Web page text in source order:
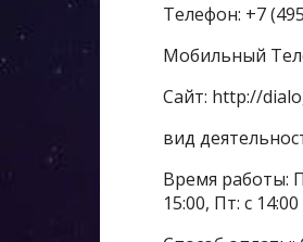
Телефон: +7
Мобильный
Сайт: http://
вид
Время работы:
15:00, Пт: с